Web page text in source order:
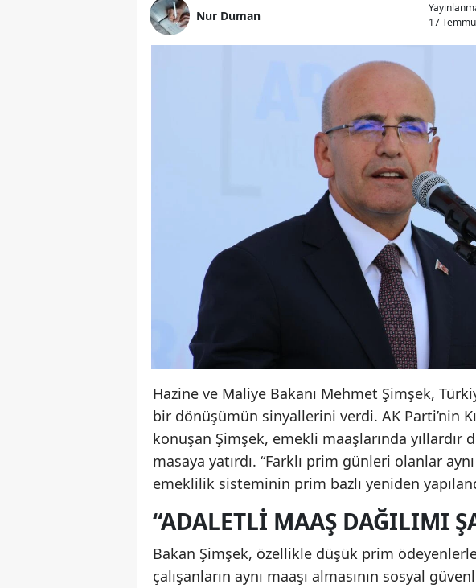
Nur Duman
17
Hazine ve Maliye Bakanı Mehmet Şimşek,
bir dönüşümün sinyallerini verdi. AK Parti’nin
konuşan Şimşek, emekli maaşlarında
masaya yatırdı. “Farklı prim günleri olanlar
emeklilik sisteminin prim bazlı yeniden
“ADALETLI MAAŞ DAĞILIMI
Bakan Şimşek, özellikle düşük prim
çalışanların aynı maaşı almasının sosyal